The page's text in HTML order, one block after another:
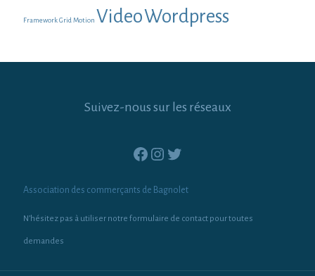
FrameworkGrid Motion VideoWordpress
Suivez-nous sur les réseaux
Facebook
Instagram
Twitter
Association des commerçants de Bagnolet
N’hésitez pas à utiliser notre formulaire de contact pour toutes
demandes